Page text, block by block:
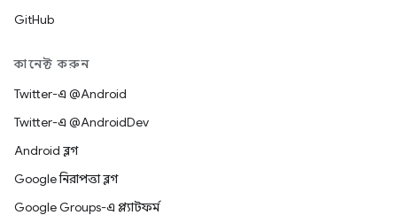
GitHub
কানেক্ট করুন
Twitter-এ @Android
Twitter-এ @AndroidDev
Android ব্লগ
Google নিরাপত্তা ব্লগ
Google Groups-এ প্ল্যাটফর্ম